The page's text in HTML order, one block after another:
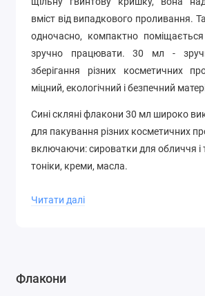
вміст від випадкового проливання.
одночасно, компактно
зручно працювати. 30 мл -
зберігання різних косметичних
міцний, екологічний і безпечний
Сині скляні флакони 30 мл широко
для пакування різних косметичних
включаючи: сироватки для обличчя і
тоніки, креми, масла.
Переваги скляних
особливо важливо для
світла, таких як сироватки,
Читати далі
Флакони